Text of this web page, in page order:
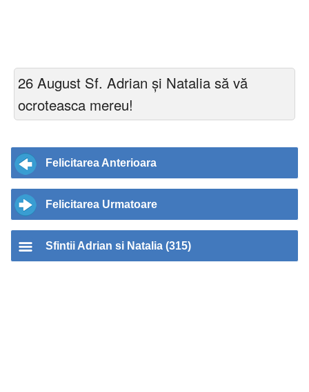
26 August Sf. Adrian și Natalia să vă
ocroteasca mereu!
Felicitarea Anterioara
Felicitarea Urmatoare
Sfintii Adrian si Natalia (315)